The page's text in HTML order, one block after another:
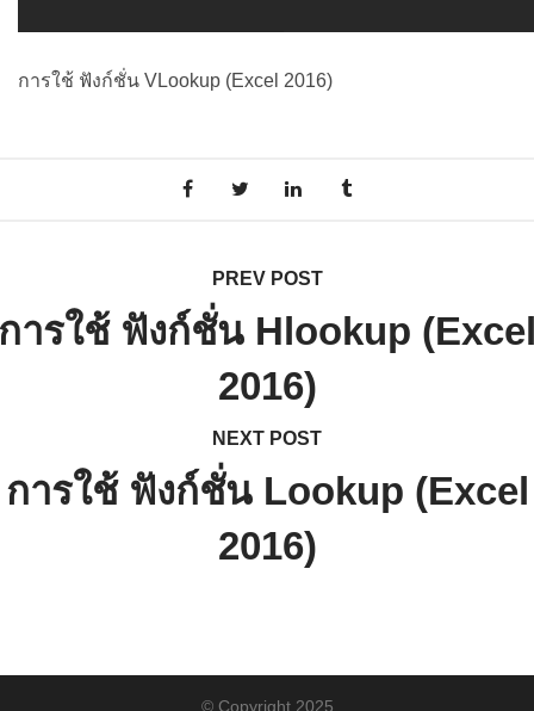
การใช้ ฟังก์ชั่น VLookup (Excel 2016)
PREV POST
ารใช้ ฟังก์ชั่น Hlookup
2016)
NEXT POST
การใช้ ฟังก์ชั่น Lookup (Excel
2016)
© Copyright 2025